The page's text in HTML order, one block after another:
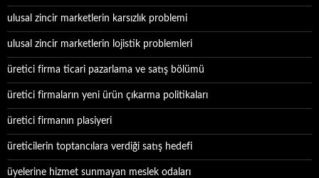
ulusal zincir marketlerin karsızlık problemi
ulusal zincir marketlerin lojistik problemleri
üretici firma ticari pazarlama ve satış bölümü
üretici firmaların yeni ürün çıkarma politikaları
üretici firmanın plasiyeri
üreticilerin toptancılara verdiği satış hedefi
üyelerine hizmet sunmayan meslek odaları